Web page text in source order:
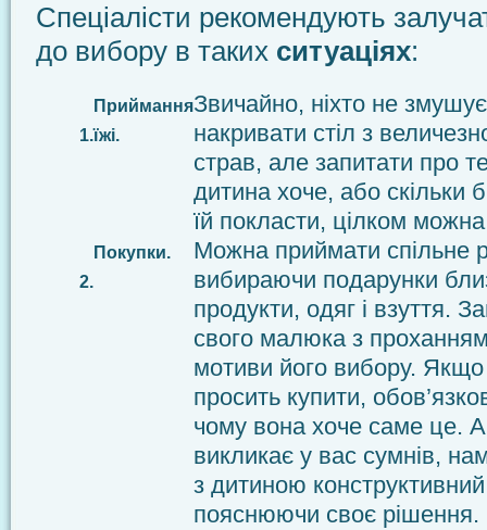
Спеціалісти рекомендують
до вибору в таких ситуаціях:
1.
Приймання
їжі.
Звичайно, ніхто не
накривати стіл з
страв, але запитати про
дитина хоче, або скільки
їй покласти, цілком
2.
Покупки.
Можна приймати спільне
вибираючи подарунки
продукти, одяг і взуття.
свого малюка з
мотиви його вибору.
просить купити,
чому вона хоче саме це.
викликає у вас сумнів,
з дитиною конструктивний
пояснюючи своє рішення.